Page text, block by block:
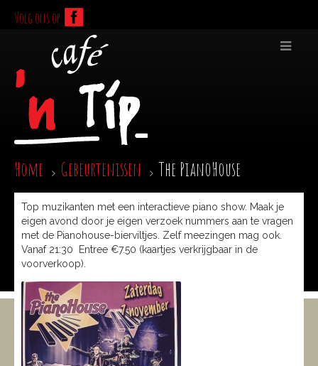
Volg ons op
Home Gebeurtenissen The PianoHouse
Top muzikanten met een interactieve piano show. Maak je
eigen avond door je eigen verzoek nummers aan te vragen
met de Pianohouse-bierviltjes. Zelf meezingen mag ook.
Vanaf 21:30 Entree €7.50 (kaartjes verkrijgbaar in de
voorverkoop).